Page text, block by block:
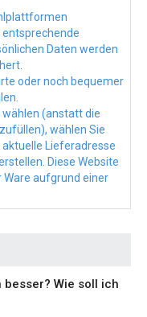
Daten werden
oder noch bequemer
wählen (anstatt die
wählen Sie
Lieferadresse
Diese Website
aufgrund einer
besser? Wie soll ich